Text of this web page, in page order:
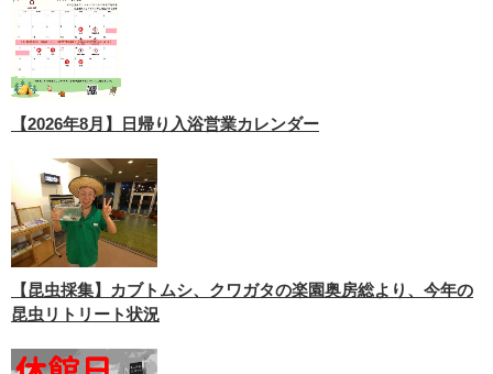
【2026年8月】日帰り入浴営業カレンダー
【昆虫採集】カブトムシ、クワガタの楽園奥房総より、今年の
昆虫リトリート状況